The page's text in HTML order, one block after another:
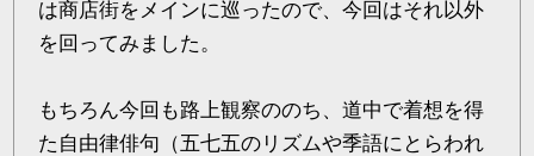
は商店街をメインに巡ったので、今回はそれ以外
を回ってみました。
もちろん今回も路上観察ののち、道中で着想を得
た自由律俳句（五七五のリズムや季語にとらわれ